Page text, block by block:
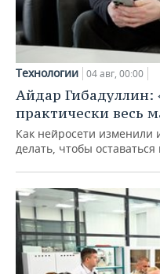
Технологии 04 авг, 00:00
Айдар Гибадуллин:
практически весь
Как нейросети изменили
делать, чтобы